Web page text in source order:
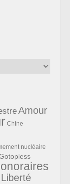
Amour
Chine
nucléaire
Liberté